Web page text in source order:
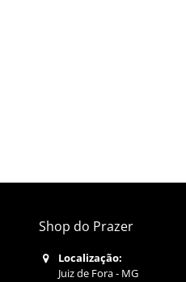
Shop do Prazer
Localização:
Juiz de Fora - MG